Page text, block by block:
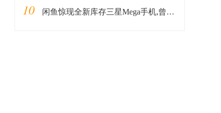
10 闲鱼惊现全新库存三星Mega手机,曾经要卖3999,还值25